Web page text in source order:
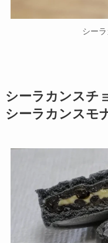
シー
シーラカンスチ
シーラカンスモ